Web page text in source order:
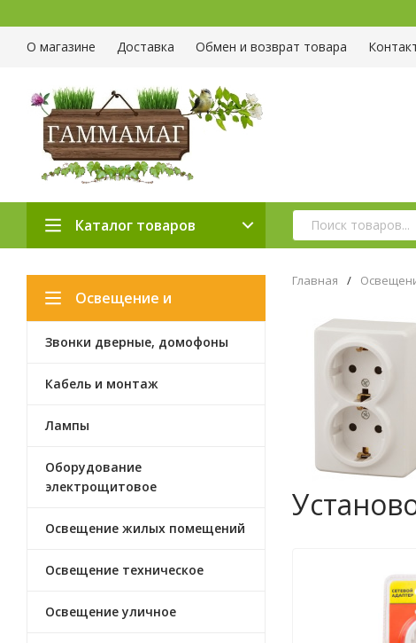
О магазине Доставка Обмен и возврат товара
Каталог товаров
Освещение и
электротовары
Звонки дверные, домофоны
Кабель и монтаж
Лампы
Оборудование
электрощитовое
Освещение жилых помещений
Освещение техническое
Освещение уличное
Главная /